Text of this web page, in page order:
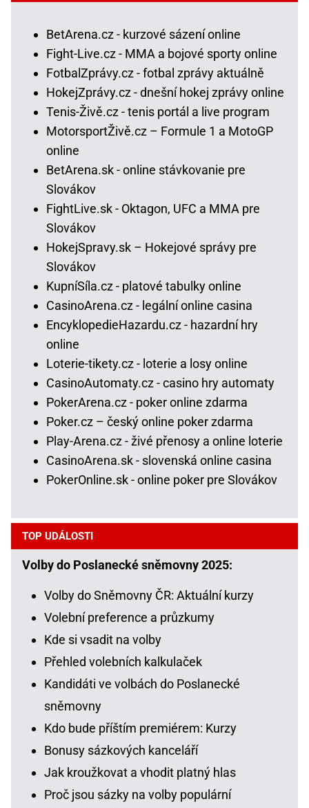
BetArena.cz - kurzové sázení online
Fight-Live.cz - MMA a bojové sporty online
FotbalZprávy.cz - fotbal zprávy aktuálně
HokejZprávy.cz - dnešní hokej zprávy online
Tenis-Živě.cz - tenis portál a live program
MotorsportŽivě.cz – Formule 1 a MotoGP
online
BetArena.sk - online stávkovanie pre
Slovákov
FightLive.sk - Oktagon, UFC a MMA pre
Slovákov
HokejSpravy.sk – Hokejové správy pre
Slovákov
KupníSíla.cz - platové tabulky online
CasinoArena.cz - legální online casina
EncyklopedieHazardu.cz - hazardní hry
online
Loterie-tikety.cz - loterie a losy online
CasinoAutomaty.cz - casino hry automaty
PokerArena.cz - poker online zdarma
Poker.cz – český online poker zdarma
Play-Arena.cz - živé přenosy a online loterie
CasinoArena.sk - slovenská online casina
PokerOnline.sk - online poker pre Slovákov
TOP UDÁLOSTI
Volby do Poslanecké sněmovny 2025:
Volby do Sněmovny ČR: Aktuální kurzy
Volební preference a průzkumy
Kde si vsadit na volby
Přehled volebních kalkulaček
Kandidáti ve volbách do Poslanecké
sněmovny
Kdo bude příštím premiérem: Kurzy
Bonusy sázkových kanceláří
Jak kroužkovat a vhodit platný hlas
Proč jsou sázky na volby populární